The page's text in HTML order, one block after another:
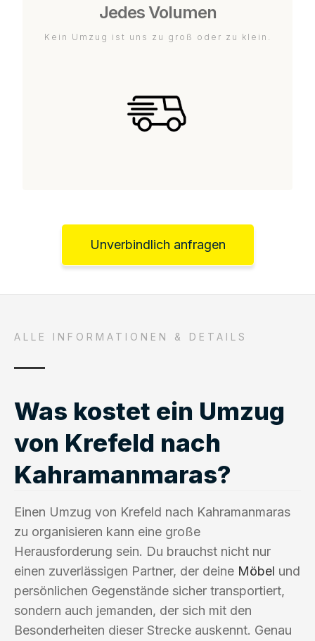
Jedes Volumen
Kein Umzug ist uns zu groß oder zu klein.
Unverbindlich anfragen
ALLE INFORMATIONEN & DETAILS
Was kostet ein Umzug
von Krefeld nach
Kahramanmaras?
Einen Umzug von Krefeld nach Kahramanmaras
zu organisieren kann eine große
Herausforderung sein. Du brauchst nicht nur
einen zuverlässigen Partner, der deine Möbel und
persönlichen Gegenstände sicher transportiert,
sondern auch jemanden, der sich mit den
Besonderheiten dieser Strecke auskennt. Genau